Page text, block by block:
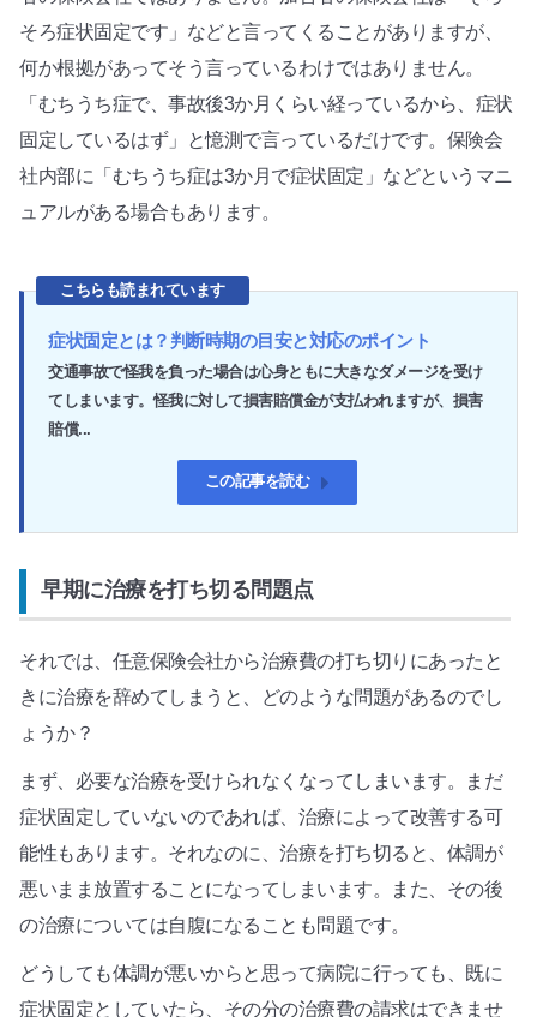
そろ症状固定です」などと言ってくることがありますが、
何か根拠があってそう言っているわけではありません。
「むちうち症で、事故後3か月くらい経っているから、症状
固定しているはず」と憶測で言っているだけです。保険会
社内部に「むちうち症は3か月で症状固定」などというマニ
ュアルがある場合もあります。
こちらも読まれています
症状固定とは？判断時期の目安と対応のポイント
交通事故で怪我を負った場合は心身ともに大きなダメージを受け
てしまいます。怪我に対して損害賠償金が支払われますが、損害
賠償...
この記事を読む
早期に治療を打ち切る問題点
それでは、任意保険会社から治療費の打ち切りにあったと
きに治療を辞めてしまうと、どのような問題があるのでし
ょうか？
まず、必要な治療を受けられなくなってしまいます。まだ
症状固定していないのであれば、治療によって改善する可
能性もあります。それなのに、治療を打ち切ると、体調が
悪いまま放置することになってしまいます。また、その後
の治療については自腹になることも問題です。
どうしても体調が悪いからと思って病院に行っても、既に
症状固定としていたら、その分の治療費の請求はできませ